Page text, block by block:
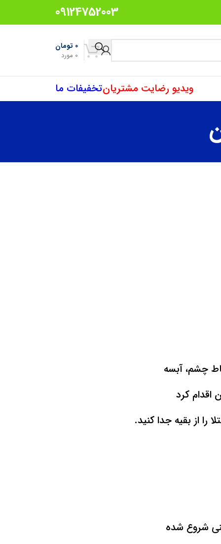
09124752003
0 مورد
0 تومان
ویدیو رضایت مشتریانتخفیفات ما
چشم، آبسه
کرد
از بقیه جدا کنید.
شروع شده